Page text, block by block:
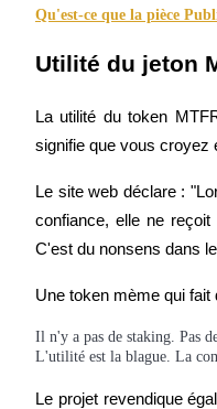
Apprenez le Staking
Découvrez comment
Qu'est-ce que la pièce
Utilité du jeton
La utilité du token
signifie que vous croyez
Le site web déclare :
confiance, elle ne
C'est du nonsens dans
Une token mème qui fait
Il n'y a pas de staking. Pas
L'utilité est la blague. La
Le projet revendique